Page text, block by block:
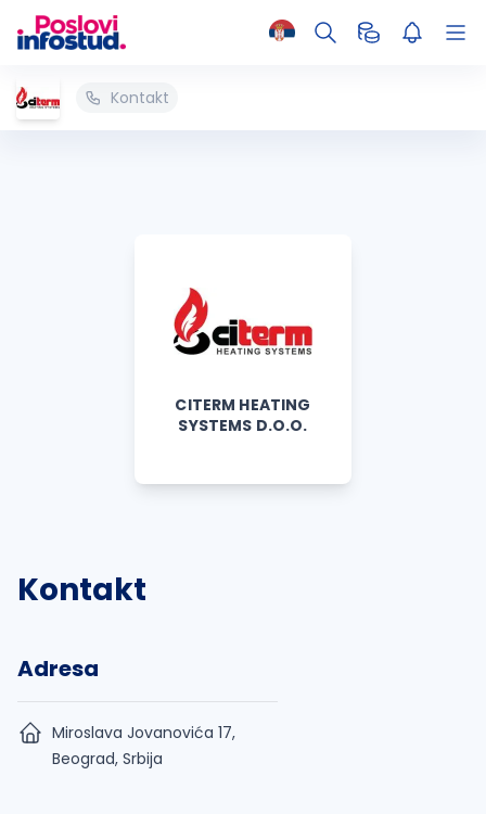
Kontakt
CITERM HEATING
SYSTEMS D.O.O.
Kontakt
Adresa
Miroslava Jovanovića 17,
Beograd, Srbija